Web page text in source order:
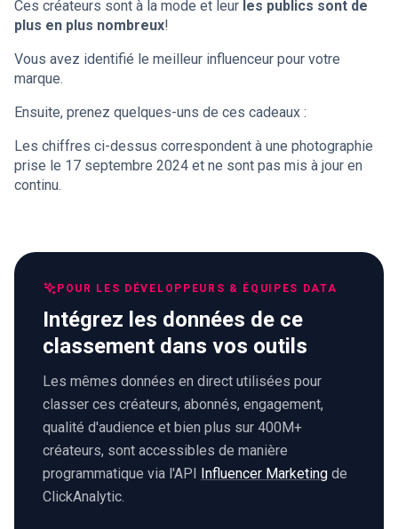
Ces créateurs sont à la mode et leur les publics sont de
plus en plus nombreux!
Vous avez identifié le meilleur influenceur pour votre
marque.
Ensuite, prenez quelques-uns de ces cadeaux :
Les chiffres ci-dessus correspondent à une photographie
prise le 17 septembre 2024 et ne sont pas mis à jour en
continu.
POUR LES DÉVELOPPEURS & ÉQUIPES DATA
Intégrez les données de ce
classement dans vos outils
Les mêmes données en direct utilisées pour
classer ces créateurs, abonnés, engagement,
qualité d'audience et bien plus sur 400M+
créateurs, sont accessibles de manière
programmatique via l'API Influencer Marketing de
ClickAnalytic.